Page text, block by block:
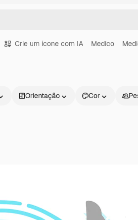
Crie um ícone com IA Medico
Orientação Cor
Produtos Começar